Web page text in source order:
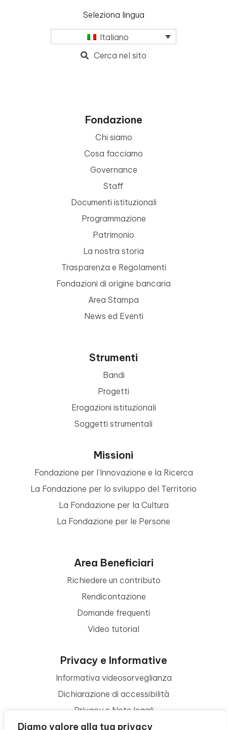
Diamo valore alla tua privacy
Seleziona lingua
Italiano
Cerca nel sito
Fondazione
Chi siamo
Cosa facciamo
Governance
Staff
Documenti istituzionali
Programmazione
Patrimonio
La nostra storia
Trasparenza e Regolamenti
Fondazioni di origine bancaria
Area Stampa
News ed Eventi
Strumenti
Bandi
Progetti
Erogazioni istituzionali
Soggetti strumentali
Missioni
Fondazione per l’Innovazione e la Ricerca
La Fondazione per lo sviluppo del Territorio
La Fondazione per la Cultura
La Fondazione per le Persone
Area Beneficiari
Richiedere un contributo
Rendicontazione
Domande frequenti
Video tutorial
Privacy e Informative
Informativa videosorveglianza
Dichiarazione di accessibilità
Privacy e Note legali
Termini di utilizzo